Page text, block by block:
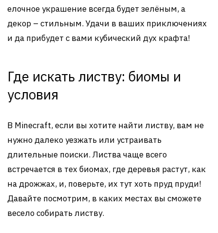
елочное украшение всегда будет зелёным, а
декор – стильным. Удачи в ваших приключениях
и да прибудет с вами кубический дух крафта!
Где искать листву: биомы и
условия
В Minecraft, если вы хотите найти листву, вам не
нужно далеко уезжать или устраивать
длительные поиски. Листва чаще всего
встречается в тех биомах, где деревья растут, как
на дрожжах, и, поверьте, их тут хоть пруд пруди!
Давайте посмотрим, в каких местах вы сможете
весело собирать листву.